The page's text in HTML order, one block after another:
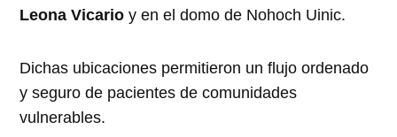
Leona Vicario y en el domo de Nohoch Uinic.
Dichas ubicaciones permitieron un flujo ordenado
y seguro de pacientes de comunidades
vulnerables.